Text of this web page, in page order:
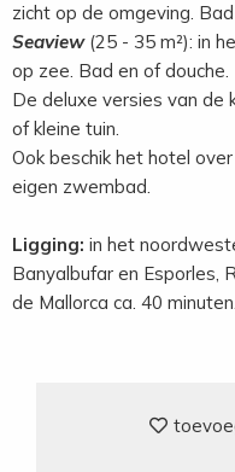
zicht op de omgeving.
Seaview (25 - 35 m²): in
op zee. Bad en of douche.
De deluxe versies van de
of kleine tuin.
Ook beschik het hotel
eigen zwembad.
Ligging: in het
Banyalbufar en Esporles,
de Mallorca ca. 40 minuten.